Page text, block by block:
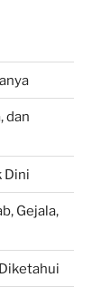
dan
Dini
Gejala,